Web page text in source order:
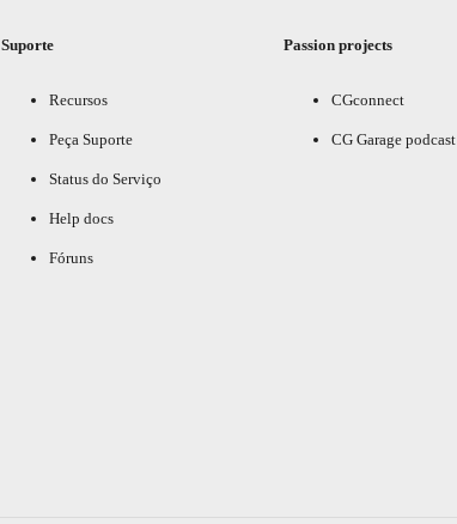
Suporte
Recursos
Peça Suporte
Status do Serviço
Help docs
Fóruns
Passion projects
CGconnect
CG Garage podcast